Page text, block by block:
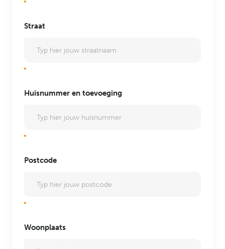
Straat
Huisnummer en toevoeging
Postcode
Woonplaats